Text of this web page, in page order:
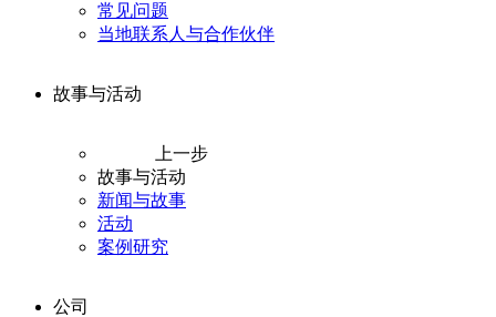
常见问题
当地联系人与合作伙伴
故事与活动
上一步
故事与活动
新闻与故事
活动
案例研究
公司